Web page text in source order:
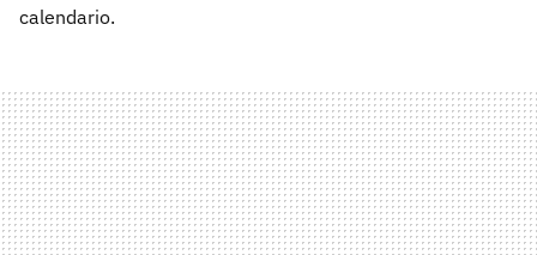
calendario.